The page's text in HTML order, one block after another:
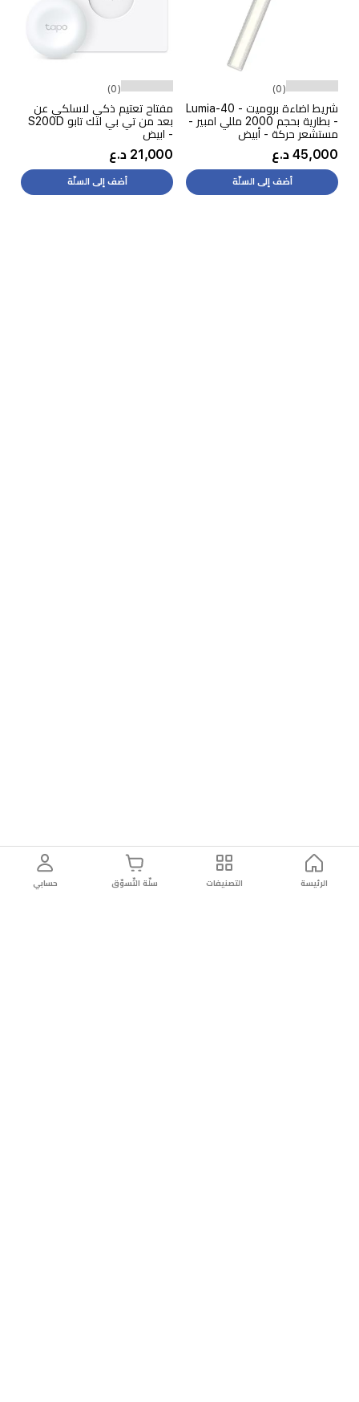
(0)
شريط اضاءة بروميت - Lumia-40
- بطارية بحجم 2000 مللي امبير -
مستشعر حركة - أبيض
45,000 د.ع
أضف إلى السلّة
(0)
مفتاح تعتيم ذكي لاسلكي عن
بعد من تي بي لنك تابو S200D
- ابيض
21,000 د.ع
أضف إلى السلّة
الرئيسة التصنيفات سلّة التّسوّق حسابي